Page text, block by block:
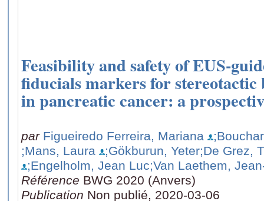
Feasibility and safety of EUS-
fiducials markers for
in pancreatic cancer: a
par Figueiredo Ferreira, Mariana
;Mans, Laura
;Gökburun, Yeter;De Grez,
;Engelholm, Jean Luc;Van Laethem,
Référence BWG 2020 (Anvers)
Publication Non publié, 2020-03-06